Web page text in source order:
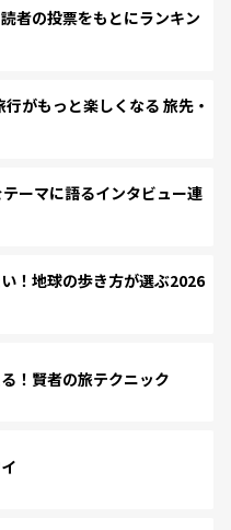
者の投票をもとにランキン
がもっと楽しくなる 旅先・
ーマに語るインタビュー連
！地球の歩き方が選ぶ2026
！賢者の旅テクニック